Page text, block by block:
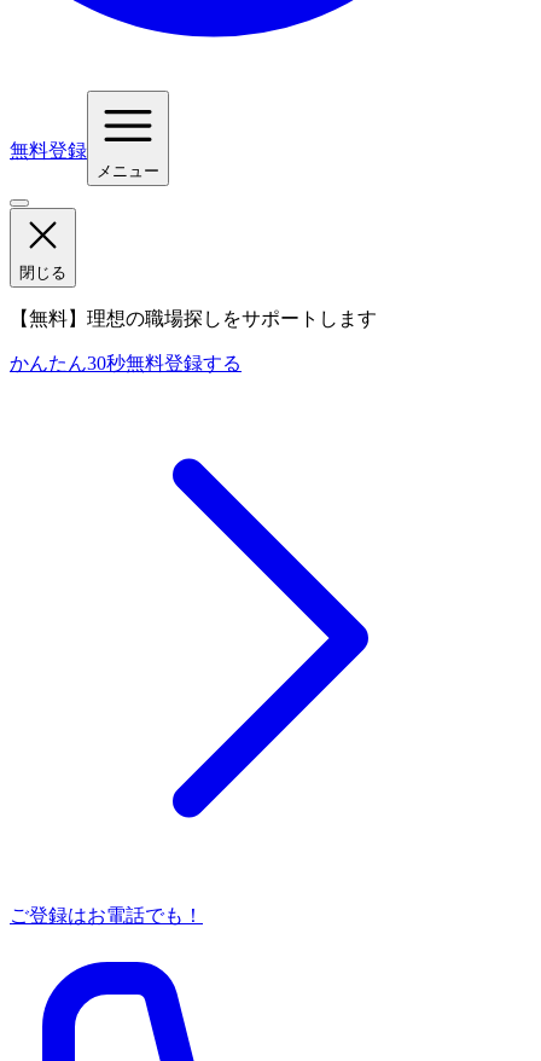
無料登録
メニュー
閉じる
【無料】理想の職場探しをサポートします
かんたん30秒無料登録する
ご登録はお電話でも！